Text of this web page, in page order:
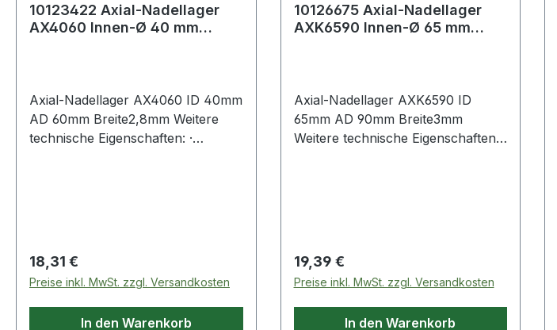
10123422 Axial-Nadellager
AX4060 Innen-Ø 40 mm
Axial-Nadellager AX4060 ID 40mm
AD 60mm Breite2,8mm Weitere
technische Eigenschaften: ·
Regulärer Preis:
18,31 €
Preise inkl. MwSt. zzgl. Versandkosten
In den Warenkorb
10126675 Axial-Nadellager
AXK6590 Innen-Ø 65 mm
Axial-Nadellager AXK6590 ID
65mm AD 90mm Breite3mm
Weitere technische Eigenschaften: ·
Regulärer Preis:
19,39 €
Preise inkl. MwSt. zzgl. Versandkosten
In den Warenkorb